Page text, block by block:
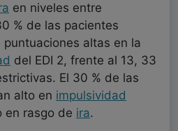
en niveles entre
% de las pacientes
altas en la
del EDI 2, frente al 13, 33
El 30 % de las
alto en impulsividad
en rasgo de ira.